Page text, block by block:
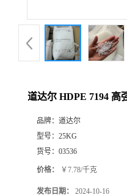
道达尔 HDPE 7194 高
品牌： 道达尔
型号： 25KG
货号： 03536
价格： ￥7.78/千克
发布日期： 2024-10-16